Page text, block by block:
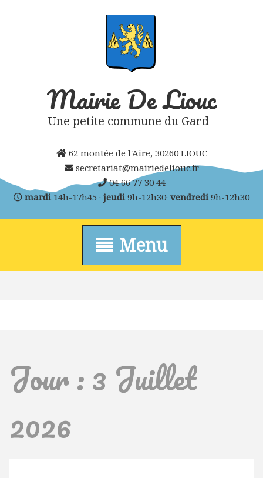
Mairie De Liouc
Une petite commune du Gard
62 montée de l'Aire, 30260 LIOUC
secretariat@mairiedeliouc.fr
04 66 77 30 44
mardi14h-17h45 · jeudi9h-12h30· vendredi9h-12h30
Jour :3 Juillet
2026